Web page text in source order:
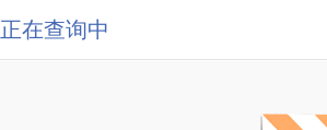
正在查询中